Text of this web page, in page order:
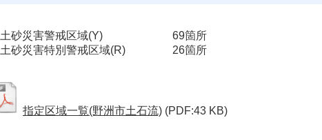
土砂災害警戒区域(Y)
69箇所
土砂災害特別警戒区域(R)
26箇所
指定区域一覧(野洲市土石流) (PDF:43 KB)